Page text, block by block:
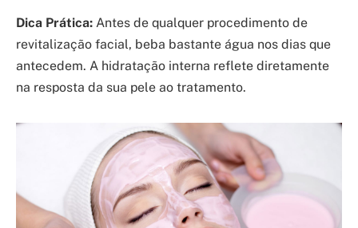
Dica Prática: Antes de qualquer procedimento de
revitalização facial, beba bastante água nos dias que
antecedem. A hidratação interna reflete diretamente
na resposta da sua pele ao tratamento.